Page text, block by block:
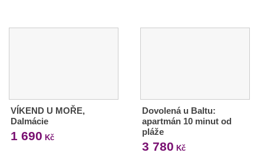
VÍKEND U MOŘE,
Dalmácie
1 690 Kč
Dovolená u Baltu:
apartmán 10 minut od
pláže
3 780 Kč